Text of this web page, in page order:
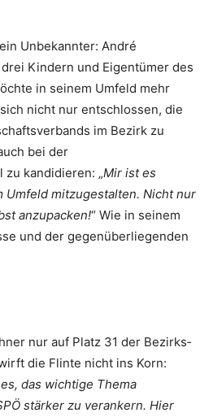
Unbekannter: André
Kindern und Eigentümer des
in seinem Umfeld mehr
nicht nur entschlossen, die
im Bezirk zu
bei der
kandidieren: „Mir ist es
Umfeld mitzugestalten. Nicht nur
anzupacken!“ Wie in seinem
und der ­gegenüberliegenden
nur auf Platz 31 der Bezirks­
die Flinte nicht ins Korn:
das wichtige Thema
­stärker zu verankern. Hier